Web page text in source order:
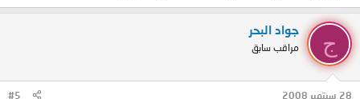
ج
جواد البحر
مراقب سابق
28 سبتمبر 2008 #5